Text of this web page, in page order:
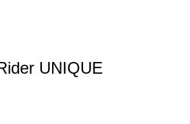
UNIQUE